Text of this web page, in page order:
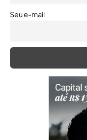
Seu e-mail